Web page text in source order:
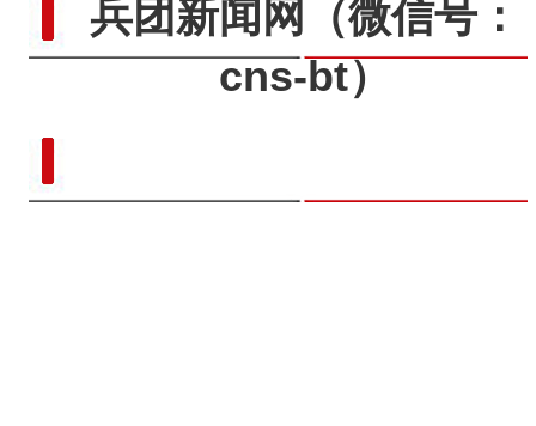
兵团新闻网
（微信号：
cns-bt）